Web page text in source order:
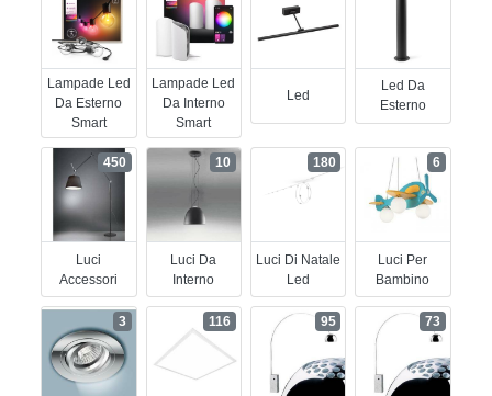
Lampade Led
Da Esterno
Smart
Lampade Led
Da Interno
Smart
Led
Led Da
Esterno
Luci
Accessori
450
Luci Da
Interno
10
Luci Di Natale
Led
180
Luci Per
Bambino
6
3 116 95 73